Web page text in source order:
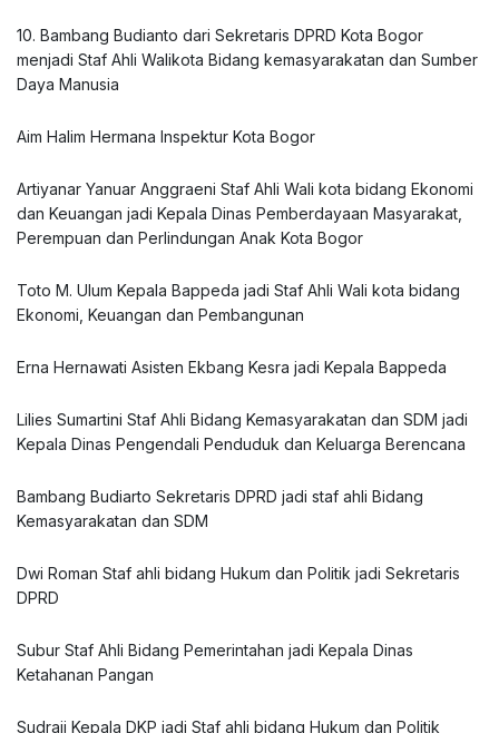
10. Bambang Budianto dari Sekretaris DPRD Kota Bogor
menjadi Staf Ahli Walikota Bidang kemasyarakatan dan Sumber
Daya Manusia
Aim Halim Hermana Inspektur Kota Bogor
Artiyanar Yanuar Anggraeni Staf Ahli Wali kota bidang Ekonomi
dan Keuangan jadi Kepala Dinas Pemberdayaan Masyarakat,
Perempuan dan Perlindungan Anak Kota Bogor
Toto M. Ulum Kepala Bappeda jadi Staf Ahli Wali kota bidang
Ekonomi, Keuangan dan Pembangunan
Erna Hernawati Asisten Ekbang Kesra jadi Kepala Bappeda
Lilies Sumartini Staf Ahli Bidang Kemasyarakatan dan SDM jadi
Kepala Dinas Pengendali Penduduk dan Keluarga Berencana
Bambang Budiarto Sekretaris DPRD jadi staf ahli Bidang
Kemasyarakatan dan SDM
Dwi Roman Staf ahli bidang Hukum dan Politik jadi Sekretaris
DPRD
Subur Staf Ahli Bidang Pemerintahan jadi Kepala Dinas
Ketahanan Pangan
Sudraji Kepala DKP jadi Staf ahli bidang Hukum dan Politik